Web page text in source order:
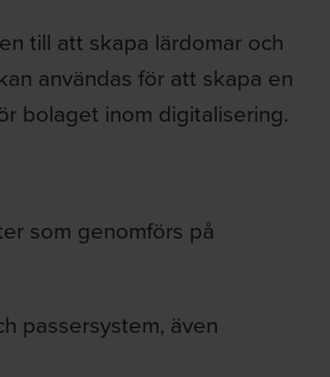
till att skapa lärdomar och
användas för att skapa en
bolaget inom digitalisering.
som genomförs på
passersystem, även